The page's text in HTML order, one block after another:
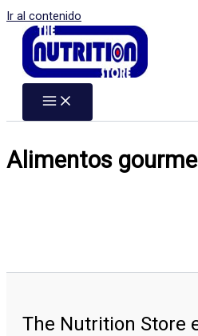
Ir al contenido
Alimentos
The Nutrition Store